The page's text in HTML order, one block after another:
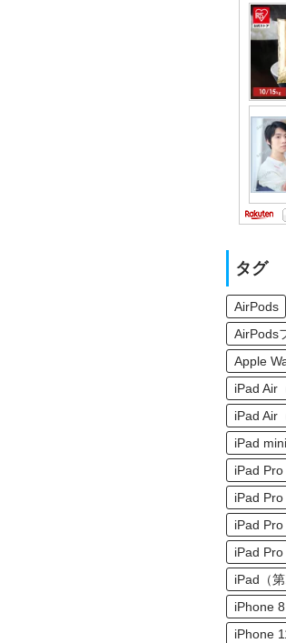
タグ
AirPods
AirPods
Apple
iPad Air
iPad Air
iPad
iPad
iPad
iPad Pro
iPad
iPad（
iPhone 8
iPhone